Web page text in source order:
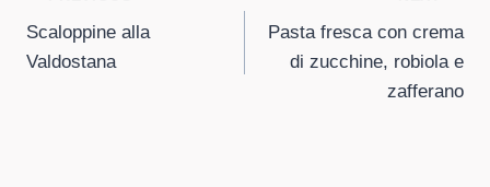
navigation
Scaloppine alla
Valdostana
Pasta fresca con crema
di zucchine, robiola e
zafferano